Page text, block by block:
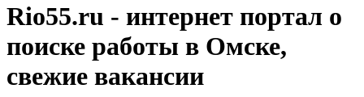
Rio55.ru - интернет портал о
поиске работы в Омске,
свежие вакансии